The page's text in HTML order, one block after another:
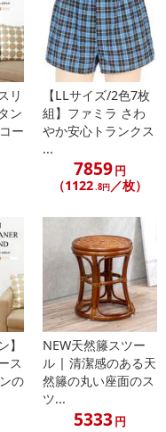
場合、商品の再発送や返
ません。宅配業者からの
。また商品によって発送
する商品は、ご利用いた
しており、転売等は固く
合は、サービス利用を停
後、
い場合もございます。予
リ
ン
ー
【LLサイズ/2色7枚
組】ファミラ さわ
やか安心トランクス
...
7859円
（1122.8円／枚）
】
ス
の
NEW天然籐スツー
ル | 清潔感のある天
然籐の丸い座面のス
ツ...
5333円